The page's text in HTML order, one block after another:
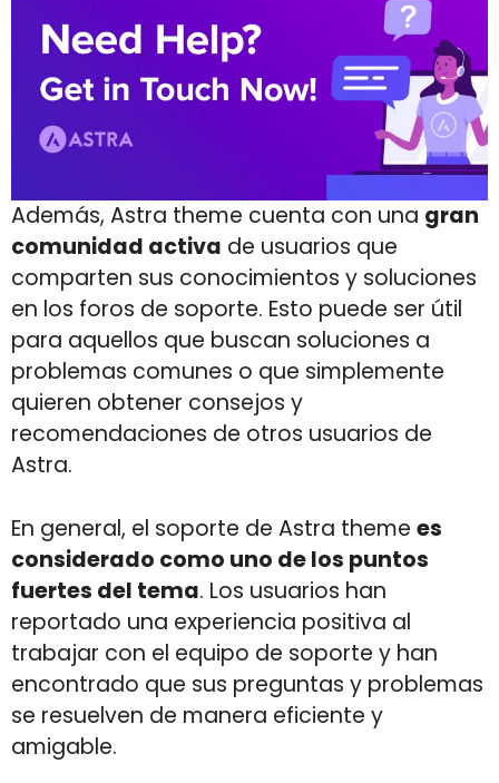
Además, Astra theme cuenta con una gran
comunidad activa de usuarios que
comparten sus conocimientos y soluciones
en los foros de soporte. Esto puede ser útil
para aquellos que buscan soluciones a
problemas comunes o que simplemente
quieren obtener consejos y
recomendaciones de otros usuarios de
Astra.
En general, el soporte de Astra theme es
considerado como uno de los puntos
fuertes del tema. Los usuarios han
reportado una experiencia positiva al
trabajar con el equipo de soporte y han
encontrado que sus preguntas y problemas
se resuelven de manera eficiente y
amigable.